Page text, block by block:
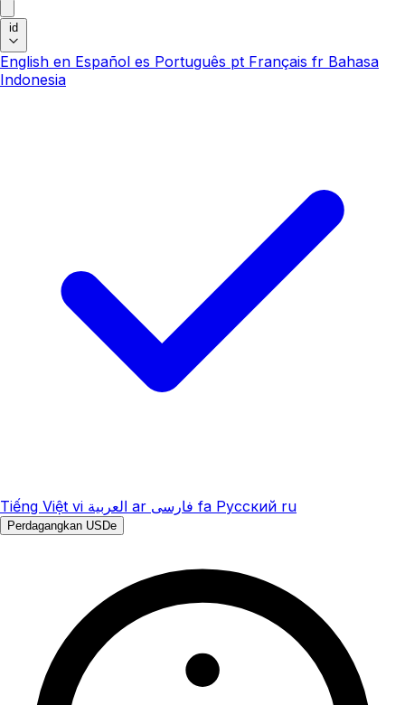
id
English en Español es Português pt Français fr Bahasa
Indonesia
Tiếng Việt vi العربية ar فارسی fa Русский ru
Perdagangkan USDe